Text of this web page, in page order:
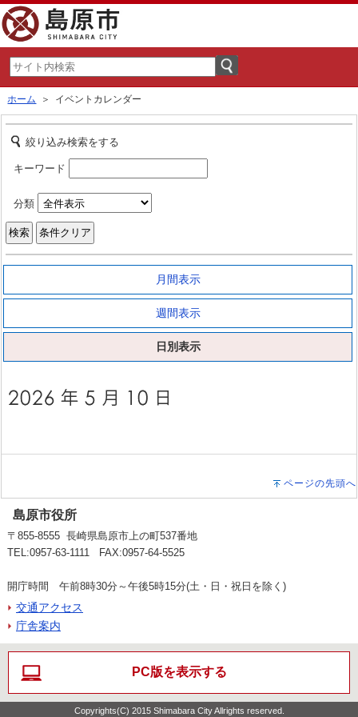
ホーム ＞ イベントカレンダー
絞り込み検索をする
キーワード
分類
月間表示
週間表示
日別表示
ページの先頭へ
島原市役所
〒855-8555 長崎県島原市上の町537番地
TEL:0957-63-1111 FAX:0957-64-5525
開庁時間 午前8時30分～午後5時15分(土・日・祝日を除く)
交通アクセス
庁舎案内
PC版を表示する
Copyrights(C) 2015 Shimabara City Allrights reserved.